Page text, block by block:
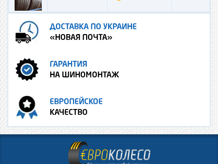
ДОСТАВКА ПО УКРАИНЕ
«НОВАЯ ПОЧТА»
ГАРАНТИЯ
НА ШИНОМОНТАЖ
ЕВРОПЕЙСКОЕ
КАЧЕСТВО